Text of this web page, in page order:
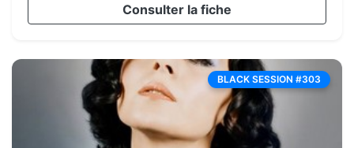
Consulter la fiche
BLACK SESSION #303